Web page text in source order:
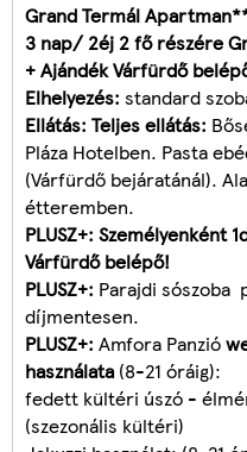
Grand Termál
3 nap/ 2éj 2 fő részére
+ Ajándék Várfürdő
Elhelyezés: standard
Ellátás: Teljes ellátás:
Pláza Hotelben. Pasta
(Várfürdő bejáratánál).
étteremben.
PLUSZ+: Személyenként
Várfürdő belépő!
PLUSZ+: Parajdi sószoba
díjmentesen.
PLUSZ+: Amfora Panzió
használata(8-21 óráig):
fedett kültéri úszó -
(szezonális kültéri)